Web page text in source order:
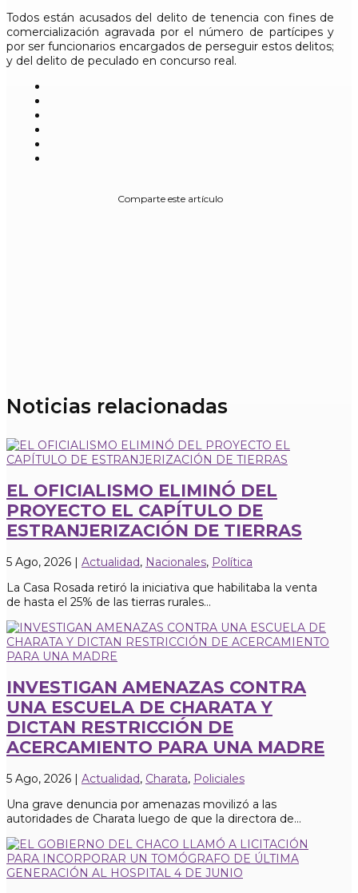
Todos están acusados del delito de tenencia con fines de
comercialización agravada por el número de partícipes y
por ser funcionarios encargados de perseguir estos delitos;
y del delito de peculado en concurso real.
Comparte este artículo
Noticias relacionadas
EL OFICIALISMO ELIMINÓ DEL
PROYECTO EL CAPÍTULO DE
ESTRANJERIZACIÓN DE TIERRAS
5 Ago, 2026 | Actualidad, Nacionales, Política
La Casa Rosada retiró la iniciativa que habilitaba la venta
de hasta el 25% de las tierras rurales...
INVESTIGAN AMENAZAS CONTRA
UNA ESCUELA DE CHARATA Y
DICTAN RESTRICCIÓN DE
ACERCAMIENTO PARA UNA MADRE
5 Ago, 2026 | Actualidad, Charata, Policiales
Una grave denuncia por amenazas movilizó a las
autoridades de Charata luego de que la directora de...